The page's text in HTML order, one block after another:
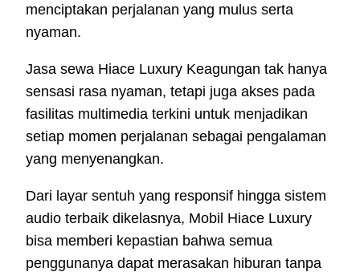
menciptakan perjalanan yang mulus serta
nyaman.
Jasa sewa Hiace Luxury Keagungan tak hanya
sensasi rasa nyaman, tetapi juga akses pada
fasilitas multimedia terkini untuk menjadikan
setiap momen perjalanan sebagai pengalaman
yang menyenangkan.
Dari layar sentuh yang responsif hingga sistem
audio terbaik dikelasnya, Mobil Hiace Luxury
bisa memberi kepastian bahwa semua
penggunanya dapat merasakan hiburan tanpa